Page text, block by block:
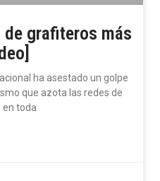
de grafiteros más
ha asestado un golpe
que azota las redes de
toda